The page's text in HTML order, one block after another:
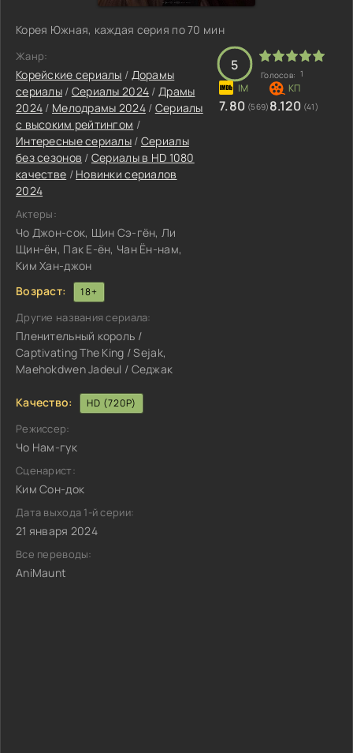
Корея Южная, каждая серия по 70 мин
Жанр:
Корейские сериалы / Дорамы
сериалы/ Сериалы 2024 /Драмы
2024 / Мелодрамы 2024/ Сериалы
с высоким рейтингом /
Интересные сериалы / Сериалы
без сезонов / Сериалы в HD 1080
качестве / Новинки сериалов
2024
Актеры:
Чо Джон-сок, Щин Сэ-гён, Ли
Щин-ён, Пак Е-ён, Чан Ён-нам,
Ким Хан-джон
Возраст:
18+
Другие названия сериала:
Пленительный король /
Captivating The King / Sejak,
Maehokdwen Jadeul / Седжак
5
Голосов: 1
7.80 (569) 8.120 (41)
Качество: HD (720P)
Режиссер:
Чо Нам-гук
Сценарист:
Ким Сон-док
Дата выхода 1-й серии:
21 января 2024
Все переводы:
AniMaunt